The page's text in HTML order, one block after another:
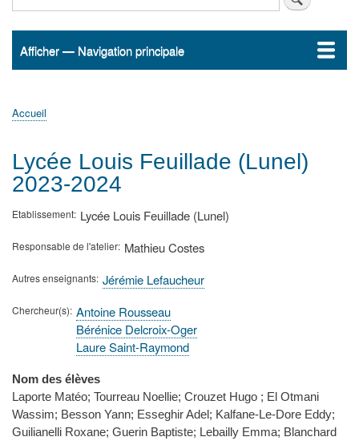
Navigation
Afficher — Navigation principale
Accueil
ActualitésMATh.en.JEANS ?
Régions et Ateliers
Créer, gérer un atelier
Sujets/Publications
Congrès
d'Ariane
Accueil
Lycée Louis Feuillade (Lunel)
2023-2024
Etablissement Lycée Louis Feuillade (Lunel)
Responsable de l'atelier Mathieu Costes
Autres enseignants Jérémie Lefaucheur
Chercheur(s) Antoine Rousseau
Bérénice Delcroix-Oger
Laure Saint-Raymond
Nom des élèves
Laporte Matéo; Tourreau Noellie; Crouzet Hugo ; El Otmani
Wassim; Besson Yann; Esseghir Adel; Kalfane-Le-Dore Eddy;
Guilianelli Roxane; Guerin Baptiste; Lebailly Emma; Blanchard